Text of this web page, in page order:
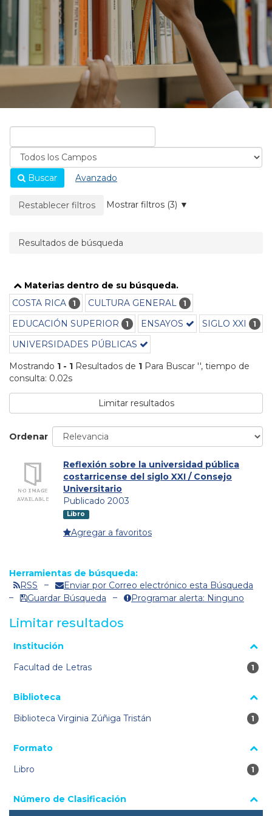
Buscar
Avanzado
La página se recargará cuando se elimine un filtro.
Restablecer filtros Mostrar filtros (3)
Resultados de búsqueda
Materias dentro de su búsqueda.
COSTA RICA
1 CULTURA GENERAL 1
EDUCACIÓN SUPERIOR 1 ENSAYOS SIGLO XXI 1
UNIVERSIDADES PÚBLICAS
Mostrando 1 - 1 Resultados de 1 Para Buscar '', tiempo de
consulta: 0.02s
Limitar resultados
Ordenar
Reflexión sobre la universidad pública
costarricense del siglo XXI / Consejo
Universitario
Publicado 2003
Libro
Agregar a favoritos
Herramientas de búsqueda:
RSS
Enviar por Correo electrónico esta Búsqueda
Guardar Búsqueda
Programar alerta: Ninguno
Limitar resultados
La página se volverá a cargar cuando se seleccione o excluya
Institución
Facultad de Letras
1
1
Biblioteca
Biblioteca Virginia Zúñiga Tristán
1
1
Formato
Libro
1
1
Número de Clasificación